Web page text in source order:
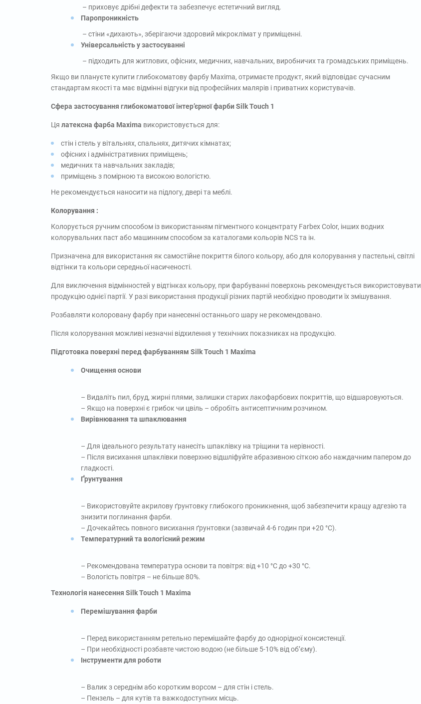
– приховує дрібні дефекти та забезпечує естетичний вигляд.
Паропроникність
– стіни «дихають», зберігаючи здоровий мікроклімат у приміщенні.
Універсальність у застосуванні
– підходить для житлових, офісних, медичних, навчальних, виробничих та громадських приміщень.
Якщо ви плануєте купити глибокоматову фарбу Maxima, отримаєте продукт, який відповідає сучасним
стандартам якості та має відмінні відгуки від професійних малярів і приватних користувачів.
Сфера застосування глибокоматової інтер’єрної фарби Silk Touch 1
Ця латексна фарба Maxima використовується для:
стін і стель у вітальнях, спальнях, дитячих кімнатах;
офісних і адміністративних приміщень;
медичних та навчальних закладів;
приміщень з помірною та високою вологістю.
Не рекомендується наносити на підлогу, двері та меблі.
Колорування :
Колорується ручним способом із використанням пігментного концентрату Farbex Color, інших водних
колорувальних паст або машинним способом за каталогами кольорів NCS та ін.
Призначена для використання як самостійне покриття білого кольору, або для колорування у пастельні, світлі
відтінки та кольори середньої насиченості.
Для виключення відмінностей у відтінках кольору, при фарбуванні поверхонь рекомендується використовувати
продукцію однієї партії. У разі використання продукції різних партій необхідно проводити їх змішування.
Розбавляти колоровану фарбу при нанесенні останнього шару не рекомендовано.
Після колорування можливі незначні відхилення у технічних показниках на продукцію.
Підготовка поверхні перед фарбуванням Silk Touch 1 Maxima
Очищення основи
– Видаліть пил, бруд, жирні плями, залишки старих лакофарбових покриттів, що відшаровуються.
– Якщо на поверхні є грибок чи цвіль – обробіть антисептичним розчином.
Вирівнювання та шпаклювання
– Для ідеального результату нанесіть шпаклівку на тріщини та нерівності.
– Після висихання шпаклівки поверхню відшліфуйте абразивною сіткою або наждачним папером до
гладкості.
Ґрунтування
– Використовуйте акрилову ґрунтовку глибокого проникнення, щоб забезпечити кращу адгезію та
знизити поглинання фарби.
– Дочекайтесь повного висихання ґрунтовки (зазвичай 4-6 годин при +20 °C).
Температурний та вологісний режим
– Рекомендована температура основи та повітря: від +10 °C до +30 °C.
– Вологість повітря – не більше 80%.
Технологія нанесення Silk Touch 1 Maxima
Перемішування фарби
– Перед використанням ретельно перемішайте фарбу до однорідної консистенції.
– При необхідності розбавте чистою водою (не більше 5-10% від об’єму).
Інструменти для роботи
– Валик з середнім або коротким ворсом – для стін і стель.
– Пензель – для кутів та важкодоступних місць.